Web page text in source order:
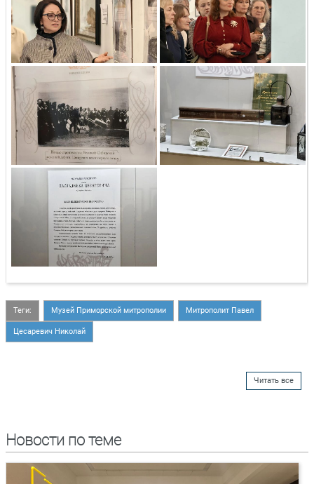
Теги: Музей Приморской митрополии Митрополит Павел
Цесаревич Николай
Читать все
Новости по теме